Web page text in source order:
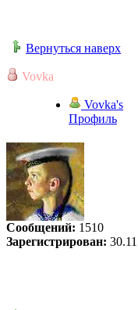
Вернуться наверх
Vovka
Vovka's
Профиль
Сообщений: 1510
Зарегистрирован: